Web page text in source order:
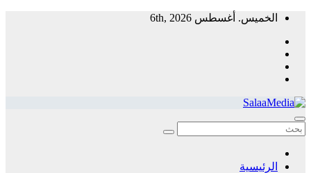
Skip
content
الخميس. أغسطس 6th, 2026
سلاميديا نيوز
منظمة غير ربحية توفر معلومات مستقلة لخدمة المجتمع
الرئيسية